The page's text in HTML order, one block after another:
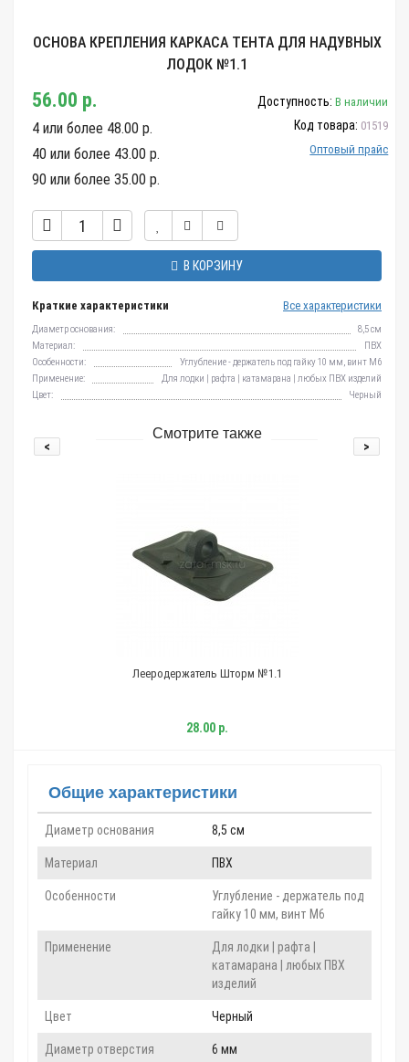
ОСНОВА КРЕПЛЕНИЯ КАРКАСА ТЕНТА ДЛЯ НАДУВНЫХ
ЛОДОК №1.1
56.00 р.
4 или более 48.00 р.
40 или более 43.00 р.
90 или более 35.00 р.
Доступность: В наличии
Код товара: 01519
Оптовый прайс
В КОРЗИНУ
Краткие характеристики Все характеристики
Диаметр основания:
8,5 см
Материал:
ПВХ
Особенности:
Углубление - держатель под гайку 10 мм, винт М6
Применение:
Для лодки | рафта | катамарана | любых ПВХ изделий
Цвет:
Черный
Смотрите также
Лееродержатель Шторм №1.1
28.00 р.
< >
Общие характеристики
Диаметр основания 8,5 см
Материал ПВХ
Особенности
Углубление - держатель под
гайку 10 мм, винт М6
Применение
Для лодки | рафта |
катамарана | любых ПВХ
изделий
Цвет Черный
Диаметр отверстия 6 мм